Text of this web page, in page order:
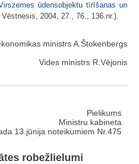
ūdensobjektu tīrīšanas un
2004, 27., 76., 136.nr.).
ministrs A.Štokenbergs
Vides ministrs R.Vējonis
Pielikums
Ministru kabineta
13.jūnija noteikumiem Nr.475
robežlielumi